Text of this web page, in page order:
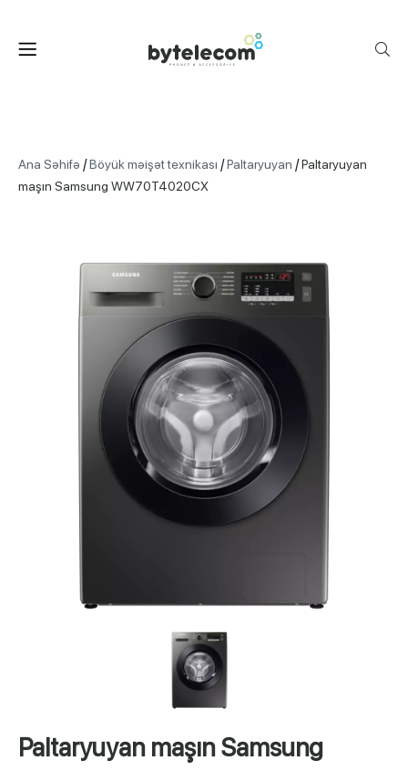
Ana Səhifə /Böyük məişət texnikası /Paltaryuyan /Paltaryuyan
maşın Samsung WW70T4020CX
Paltaryuyan maşın Samsung